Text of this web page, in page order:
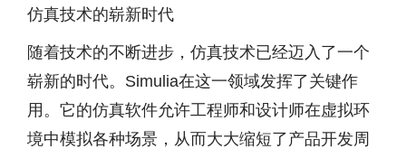
仿真技术的崭新时代
随着技术的不断进步，仿真技术已经迈入了一个
崭新的时代。Simulia在这一领域发挥了关键作
用。它的仿真软件允许工程师和设计师在虚拟环
境中模拟各种场景，从而大大缩短了产品开发周